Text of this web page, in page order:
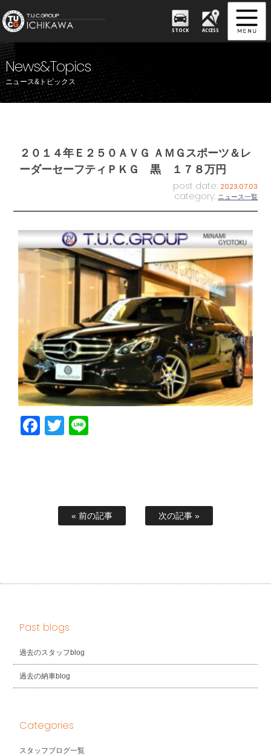
STOCK ACCESS
News&Topics
ニュース&トピックス
２０１４年Ｅ２５０ＡＶＧ ＡＭＧスポーツ＆レ
ーダーセーフティＰＫＧ 黒 １７８万円
post date: 2023.07.03
category: ニュース一覧
Facebook
Twitter
« 前の記事 次の記事 »
Past blogs
過去のスタッフblog
過去の納車blog
Categories
スタッフブログ一覧